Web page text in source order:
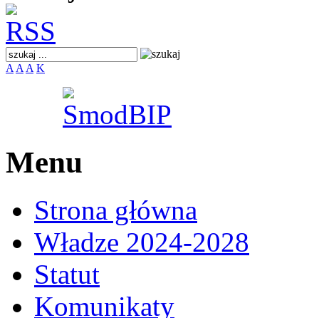
A A A K
Menu
Strona główna
Władze 2024-2028
Statut
Komunikaty